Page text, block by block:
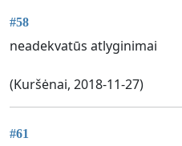
#58
neadekvatūs atlyginimai
(Kuršėnai, 2018-11-27)
#61